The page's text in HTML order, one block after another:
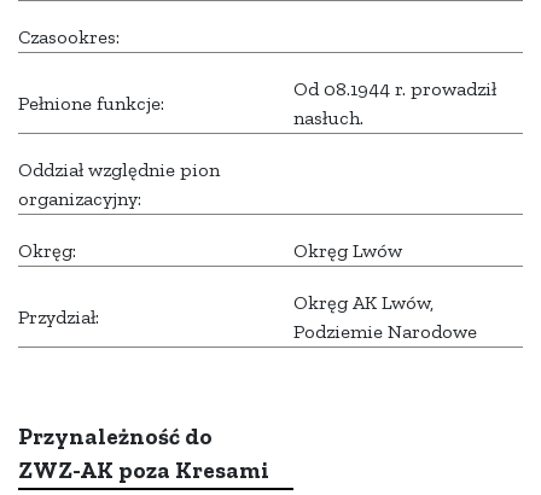
Czasookres:
Pełnione funkcje:
Od 08.1944 r. prowadził
nasłuch.
Oddział względnie pion
organizacyjny:
Okręg: Okręg Lwów
Przydział:
Okręg AK Lwów,
Podziemie Narodowe
Przynależność do
ZWZ-AK poza Kresami